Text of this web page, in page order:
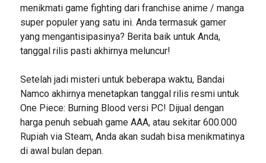
menikmati game fighting dari franchise anime / manga
super populer yang satu ini. Anda termasuk gamer
yang mengantisipasinya? Berita baik untuk Anda,
tanggal rilis pasti akhirnya meluncur!
Setelah jadi misteri untuk beberapa waktu, Bandai
Namco akhirnya menetapkan tanggal rilis resmi untuk
One Piece: Burning Blood versi PC! Dijual dengan
harga penuh sebuah game AAA, atau sekitar 600.000
Rupiah via Steam, Anda akan sudah bisa menikmatinya
di awal bulan depan.